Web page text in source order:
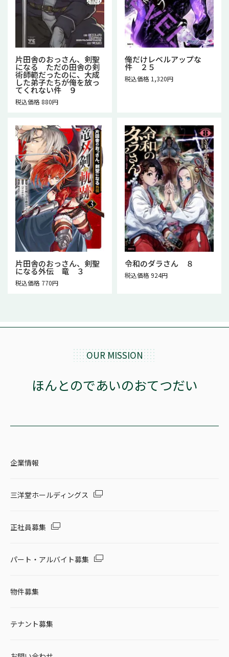
片田舎のおっさん、剣聖
になる ただの田舎の剣
術師範だったのに、大成
した弟子たちが俺を放っ
てくれない件 ９
税込価格 880円
俺だけレベルアップな
件 ２５
税込価格 1,320円
片田舎のおっさん、剣聖
になる外伝 竜 ３
税込価格 770円
令和のダラさん ８
税込価格 924円
OUR MISSION
ほんとのであいのおてつだい
企業情報
三洋堂ホールディングス
正社員募集
パート・アルバイト募集
物件募集
テナント募集